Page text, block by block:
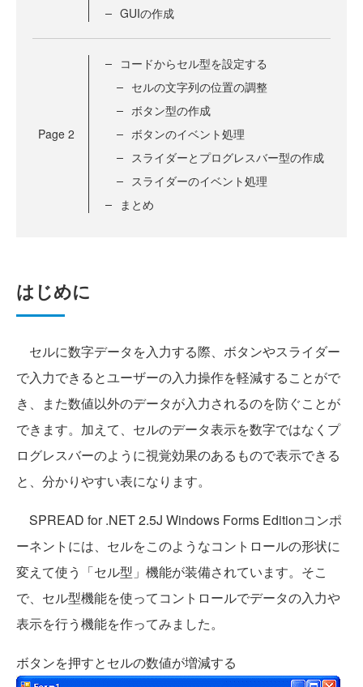
GUIの作成
Page 2
コードからセル型を設定する
セルの文字列の位置の調整
ボタン型の作成
ボタンのイベント処理
スライダーとプログレスバー型の作成
スライダーのイベント処理
まとめ
はじめに
セルに数字データを入力する際、ボタンやスライダー
で入力できるとユーザーの入力操作を軽減することがで
き、また数値以外のデータが入力されるのを防ぐことが
できます。加えて、セルのデータ表示を数字ではなくプ
ログレスバーのように視覚効果のあるもので表示できる
と、分かりやすい表になります。
SPREAD for .NET 2.5J Windows Forms Editionコンポ
ーネントには、セルをこのようなコントロールの形状に
変えて使う「セル型」機能が装備されています。そこ
で、セル型機能を使ってコントロールでデータの入力や
表示を行う機能を作ってみました。
ボタンを押すとセルの数値が増減する